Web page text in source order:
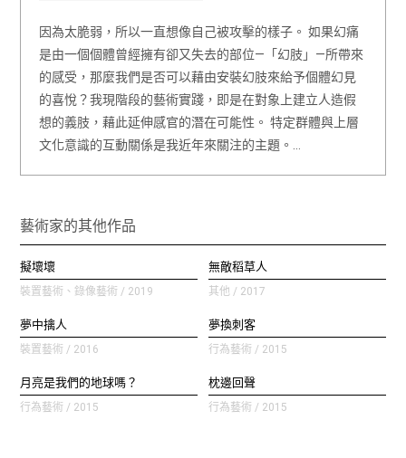
因為太脆弱，所以一直想像自己被攻擊的樣子。 如果幻痛
是由一個個體曾經擁有卻又失去的部位—「幻肢」—所帶來
的感受，那麼我們是否可以藉由安裝幻肢來給予個體幻見
的喜悅？我現階段的藝術實踐，即是在對象上建立人造假
想的義肢，藉此延伸感官的潛在可能性。 特定群體與上層
文化意識的互動關係是我近年來關注的主題。…
藝術家的其他作品
擬壞壞
裝置藝術、錄像藝術 / 2019
無敵稻草人
其他 / 2017
夢中擒人
裝置藝術 / 2016
夢換刺客
行為藝術 / 2015
月亮是我們的地球嗎？
行為藝術 / 2015
枕邊回聲
行為藝術 / 2015